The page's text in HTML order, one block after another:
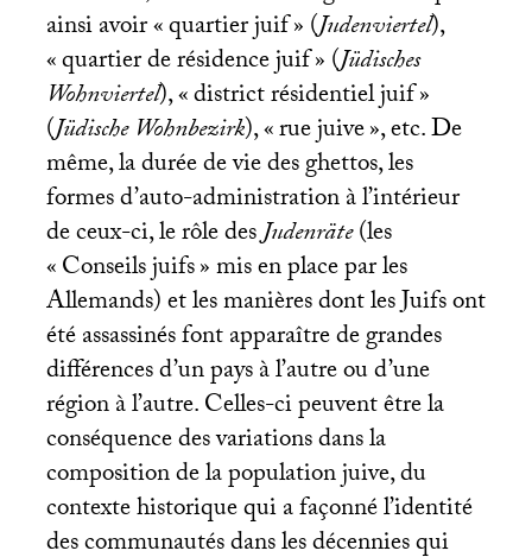
ainsi avoir «quartier juif» (Judenviertel),
«quartier de résidence juif» (Jüdisches
Wohnviertel), «district résidentiel juif»
(Jüdische Wohnbezirk), «rue juive», etc. De
même, la durée de vie des ghettos, les
formes d’auto-administration à l’intérieur
de ceux-ci, le rôle desJudenräte(les
«Conseils juifs» mis en place par les
Allemands) et les manières dont les Juifs ont
été assassinés font apparaître de grandes
différences d’un pays à l’autre ou d’une
région à l’autre. Celles-ci peuvent être la
conséquence des variations dans la
composition de la population juive, du
contexte historique qui a façonné l’identité
des communautés dans les décennies qui